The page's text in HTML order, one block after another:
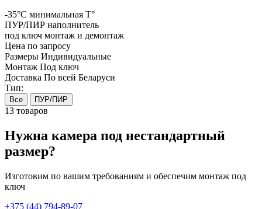
-35°C минимальная Т°
ПУР/ПИР наполнитель
под ключ монтаж и демонтаж
Цена по запросу
Размеры Индивидуальные
Монтаж Под ключ
Доставка По всей Беларуси
Тип:
Все ПУР/ПИР
13 товаров
Нужна камера под нестандартный
размер?
Изготовим по вашим требованиям и обеспечим монтаж под
ключ
+375 (44) 794‑89‑07